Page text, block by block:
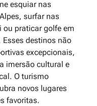
esquiar nas
surfar nas
ou praticar golfe em
destinos não
excepcionais,
imersão cultural e
O turismo
novos lugares
favoritas.